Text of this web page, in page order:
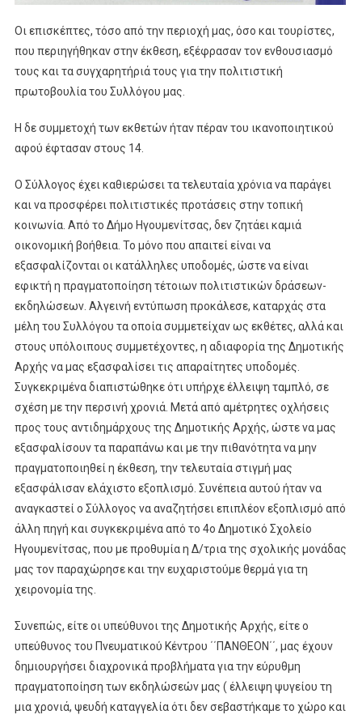
Οι επισκέπτες, τόσο από την περιοχή μας, όσο και τουρίστες,
που περιηγήθηκαν στην έκθεση, εξέφρασαν τον ενθουσιασμό
τους και τα συγχαρητήριά τους για την πολιτιστική
πρωτοβουλία του Συλλόγου μας.
Η δε συμμετοχή των εκθετών ήταν πέραν του ικανοποιητικού
αφού έφτασαν στους 14.
Ο Σύλλογος έχει καθιερώσει τα τελευταία χρόνια να παράγει
και να προσφέρει πολιτιστικές προτάσεις στην τοπική
κοινωνία. Από το Δήμο Ηγουμενίτσας, δεν ζητάει καμιά
οικονομική βοήθεια. Το μόνο που απαιτεί είναι να
εξασφαλίζονται οι κατάλληλες υποδομές, ώστε να είναι
εφικτή η πραγματοποίηση τέτοιων πολιτιστικών δράσεων-
εκδηλώσεων. Αλγεινή εντύπωση προκάλεσε, καταρχάς στα
μέλη του Συλλόγου τα οποία συμμετείχαν ως εκθέτες, αλλά και
στους υπόλοιπους συμμετέχοντες, η αδιαφορία της Δημοτικής
Αρχής να μας εξασφαλίσει τις απαραίτητες υποδομές.
Συγκεκριμένα διαπιστώθηκε ότι υπήρχε έλλειψη ταμπλό, σε
σχέση με την περσινή χρονιά. Μετά από αμέτρητες οχλήσεις
προς τους αντιδημάρχους της Δημοτικής Αρχής, ώστε να μας
εξασφαλίσουν τα παραπάνω και με την πιθανότητα να μην
πραγματοποιηθεί η έκθεση, την τελευταία στιγμή μας
εξασφάλισαν ελάχιστο εξοπλισμό. Συνέπεια αυτού ήταν να
αναγκαστεί ο Σύλλογος να αναζητήσει επιπλέον εξοπλισμό από
άλλη πηγή και συγκεκριμένα από το 4ο Δημοτικό Σχολείο
Ηγουμενίτσας, που με προθυμία η Δ/τρια της σχολικής μονάδας
μας τον παραχώρησε και την ευχαριστούμε θερμά για τη
χειρονομία της.
Συνεπώς, είτε οι υπεύθυνοι της Δημοτικής Αρχής, είτε ο
υπεύθυνος του Πνευματικού Κέντρου ΄΄ΠΑΝΘΕΟΝ΄΄, μας έχουν
δημιουργήσει διαχρονικά προβλήματα για την εύρυθμη
πραγματοποίηση των εκδηλώσεών μας ( έλλειψη ψυγείου τη
μια χρονιά, ψευδή καταγγελία ότι δεν σεβαστήκαμε το χώρο και